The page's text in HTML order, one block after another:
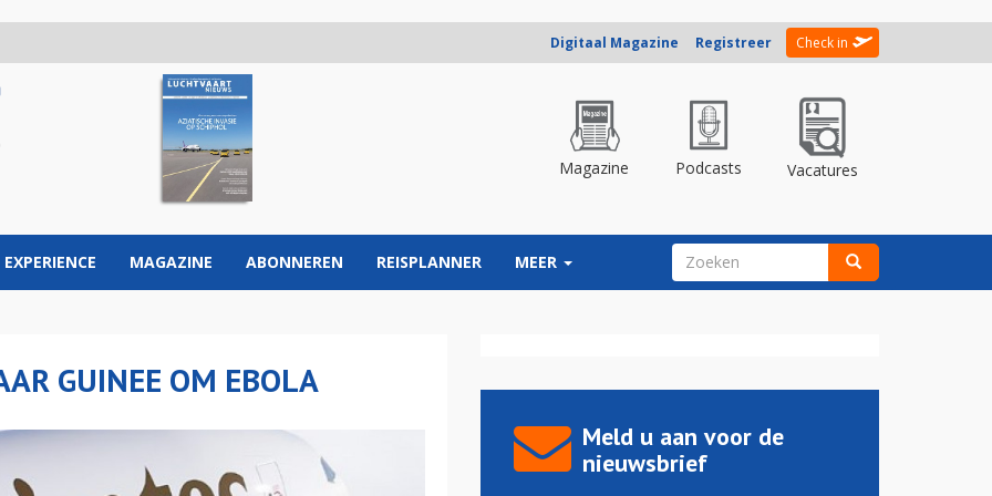
Digitaal Magazine Registreer Check in
Magazine Podcasts Vacatures
MAGAZINE ABONNEREN REISPLANNER MEER ZOEKVELD
GUINEE OM EBOLA
Meld u aan voor de
nieuwsbrief